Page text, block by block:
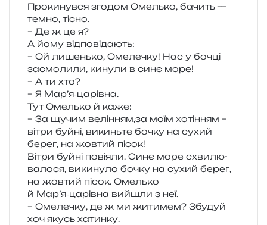
Прокинувся зго­дом Омелько, бачить —
темно, тісно.
– Де ж це я?
А йому відповідають:
– Ой лишень­ко, Омелечку! Нас у бочці
засмо­ли­ли, кину­ли в синє море!
– А ти хто?
– Я Мар’я‑царівна.
Тут Омелько й каже:
– За щучим велінням,за моїм хоті­н­ням –
вітри буйні, викинь­те бочку на сухий
берег, на жов­тий пісок!
Вітри буйні пові­я­ли. Синє море схви­лю­
ва­ло­ся, вики­ну­ло бочку на сухий берег,
на жов­тий пісок. Омелько
й Мар’я‑царівна вийшли з неї.
– Омелечку, де ж ми жити­мем? Збудуй
хоч якусь хатинку.